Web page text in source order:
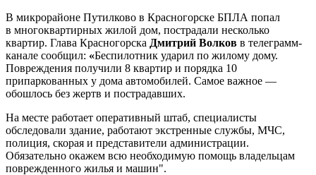
В микрорайоне Путилково в Красногорске БПЛА попал
в многоквартирных жилой дом, пострадали несколько
квартир. Глава Красногорска Дмитрий Волков в телеграмм-
канале сообщил: «Беспилотник ударил по жилому дому.
Повреждения получили 8 квартир и порядка 10
припаркованных у дома автомобилей. Самое важное —
обошлось без жертв и пострадавших.
На месте работает оперативный штаб, специалисты
обследовали здание, работают экстренные службы, МЧС,
полиция, скорая и представители администрации.
Обязательно окажем всю необходимую помощь владельцам
поврежденного жилья и машин".